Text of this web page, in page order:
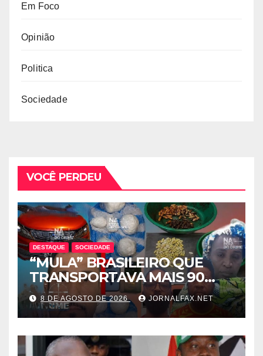
Em Foco
Opinião
Politica
Sociedade
VOCÊ PERDEU
DESTAQUE SOCIEDADE
“MULA” BRASILEIRO QUE
TRANSPORTAVA MAIS 90
CÁPSULAS DE COCAÍNA
MORRE NO HOTEL EM
LUANDA
8 DE AGOSTO DE 2026 JORNALFAX.NET